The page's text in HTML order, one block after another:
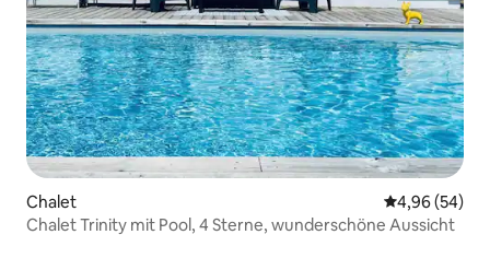
Chalet
4,96 (54)
Chalet Trinity mit Pool, 4 Sterne, wunderschöne Aussicht